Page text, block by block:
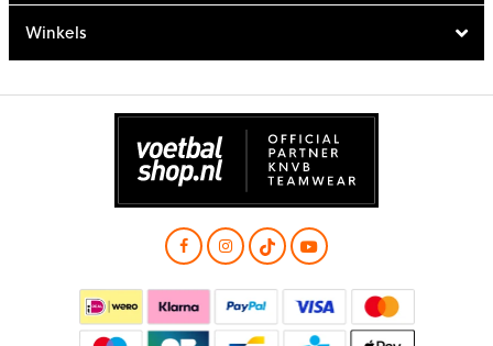
Winkels